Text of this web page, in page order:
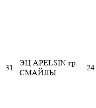
31
ЭЦ APELSIN гр.
СМАЙЛЫ
24